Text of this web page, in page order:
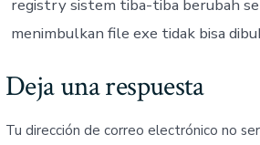
registry sistem tiba-tiba berubah
menimbulkan file exe tidak bisa
Deja una respuesta
Tu dirección de correo electrónico no